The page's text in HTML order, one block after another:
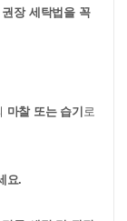
권장 세탁법을 꼭
마찰 또는 습기 로
요.